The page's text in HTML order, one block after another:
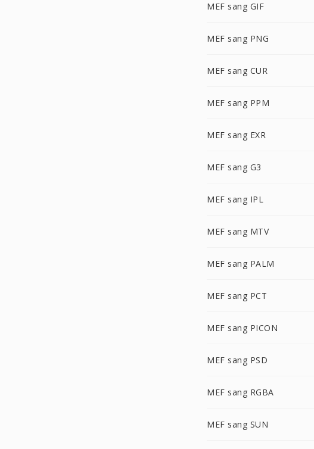
MEF sang GIF
MEF sang PNG
MEF sang CUR
MEF sang PPM
MEF sang EXR
MEF sang G3
MEF sang IPL
MEF sang MTV
MEF sang PALM
MEF sang PCT
MEF sang PICON
MEF sang PSD
MEF sang RGBA
MEF sang SUN